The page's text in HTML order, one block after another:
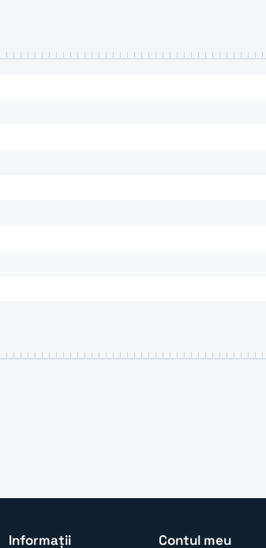
Informații Contul meu